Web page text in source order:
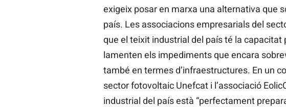
exigeix posar en marxa una alternativa que
país. Les associacions empresarials del
que el teixit industrial del país té la capacitat
lamenten els impediments que encara
també en termes d’infraestructures. En un
sector fotovoltaic Unefcat i l’associació
industrial del país està “perfectament